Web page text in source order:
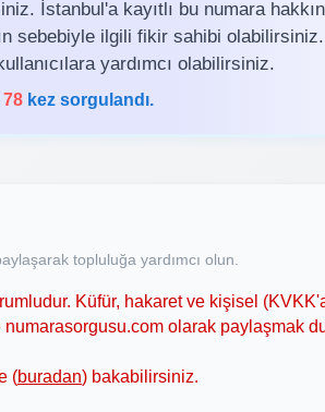
İstanbul'a kayıtlı bu numara
sebebiyle ilgili fikir sahibi
yardımcı olabilirsiniz.
78 kez sorgulandı.
topluluğa yardımcı olun.
Küfür, hakaret ve kişisel
olarak paylaşmak
(buradan) bakabilirsiniz.